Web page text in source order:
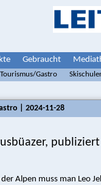
Gebraucht
Tourismus/Gastro
| 2024-11-28
Alpen muss man Leo